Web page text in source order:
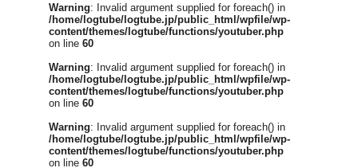
Warning: Invalid argument supplied for foreach() in
/home/logtube/logtube.jp/public_html/wpfile/wp-
content/themes/logtube/functions/youtuber.php
on line 60
Warning: Invalid argument supplied for foreach() in
/home/logtube/logtube.jp/public_html/wpfile/wp-
content/themes/logtube/functions/youtuber.php
on line 60
Warning: Invalid argument supplied for foreach() in
/home/logtube/logtube.jp/public_html/wpfile/wp-
content/themes/logtube/functions/youtuber.php
on line 60